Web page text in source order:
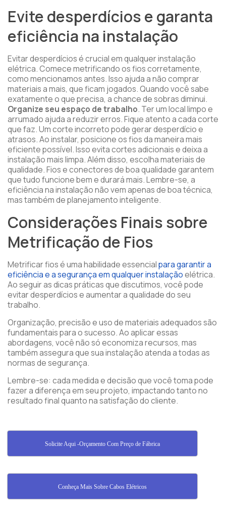
Evite desperdícios e garanta
eficiência na instalação
Evitar desperdícios é crucial em qualquer instalação
elétrica. Comece metrificando os fios corretamente,
como mencionamos antes. Isso ajuda a não comprar
materiais a mais, que ficam jogados. Quando você sabe
exatamente o que precisa, a chance de sobras diminui.
Organize seu espaço de trabalho. Ter um local limpo e
arrumado ajuda a reduzir erros. Fique atento a cada corte
que faz. Um corte incorreto pode gerar desperdício e
atrasos. Ao instalar, posicione os fios da maneira mais
eficiente possível. Isso evita cortes adicionais e deixa a
instalação mais limpa. Além disso, escolha materiais de
qualidade. Fios e conectores de boa qualidade garantem
que tudo funcione bem e durará mais. Lembre-se, a
eficiência na instalação não vem apenas de boa técnica,
mas também de planejamento inteligente.
Considerações Finais sobre
Metrificação de Fios
Metrificar fios é uma habilidade essencialpara garantir a
eficiência e a segurança em qualquer instalaçãoelétrica.
Ao seguir as dicas práticas que discutimos, você pode
evitar desperdícios e aumentar a qualidade do seu
trabalho.
Organização, precisão e uso de materiais adequados são
fundamentais para o sucesso. Ao aplicar essas
abordagens, você não só economiza recursos, mas
também assegura que sua instalação atenda a todas as
normas de segurança.
Lembre-se: cada medida e decisão que você toma pode
fazer a diferença em seu projeto, impactando tanto no
resultado final quanto na satisfação do cliente.
Solicite Aqui -Orçamento Com Preço de Fábrica
Conheça Mais Sobre Cabos Elétricos